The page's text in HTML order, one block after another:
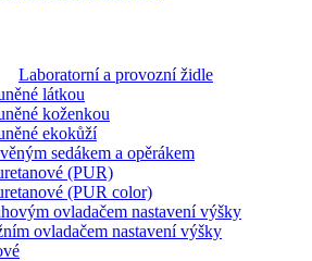
Laboratorní a provozní židle
látkou
koženkou
ekokůží
sedákem a opěrákem
(PUR)
(PUR color)
ovladačem nastavení výšky
ovladačem nastavení výšky